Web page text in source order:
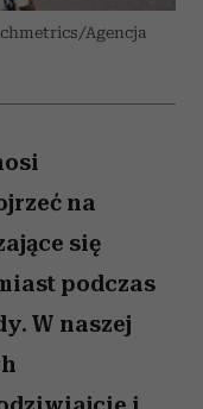
Agencja
na
się
podczas
W naszej